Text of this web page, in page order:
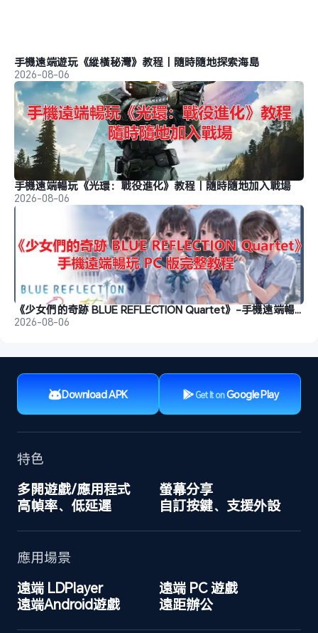
手機遠端遊玩《縱橫秘灣》教程｜隨時隨地探索海島
2026-08-06
手機遠端暢玩《光環：戰役進化》教程｜隨時隨地加入戰場
2026-08-06
《少女們的奇跡 BLUE REFLECTION Quartet》-手機遠端暢玩教程
2026-08-06
Download APK Get It onGoogle Play
特色
多開遊戲/應用程式
螢幕分享
高幀率、低延遲
自訂按鍵、支援外設
應用場景
遠端 LDPlayer
遠端 PC 遊戲
遠端Android遊戲
遠距辦公